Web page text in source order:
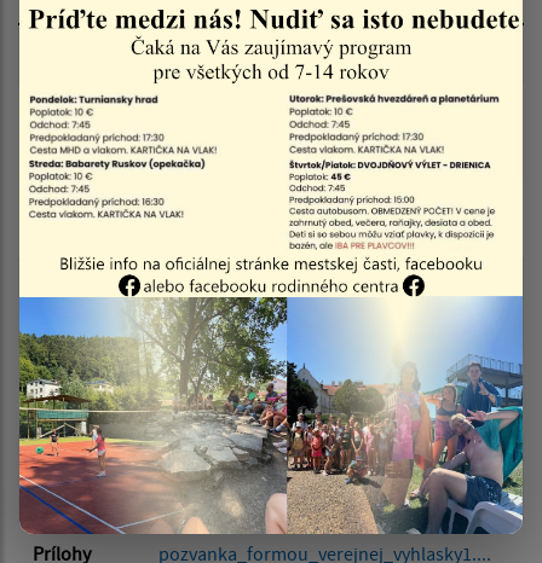
Dátum zverejnenia do:
Filtrovať Reset
Pozvánka formou verejnej vyhlášky
Popis
Zhromaždenie vlastníkov poľovných
pozemkov v spoločnom poľovnom revíri
Barónsky kút dňa 22.05.2026 o 10:00 v
Reštaurácia ISTOTA, Železničná 1, 044 14
Čaňa okres Košice-okolie
Verejné vyhlášky
Doplňujúce
informácie
Dátum
zverejnenia
12.05.2026
Prílohy pozvanka_formou_verejnej_vyhlasky1....